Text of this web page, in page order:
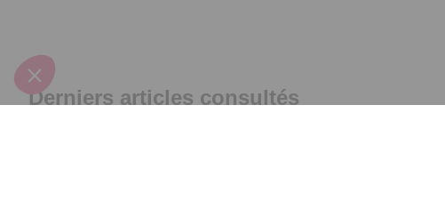
Derniers articles consultés